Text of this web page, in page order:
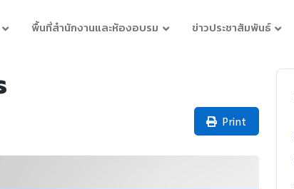
พื้นที่สำนักงานและห้องอบรม ข่าวประชาสัมพันธ์
Print